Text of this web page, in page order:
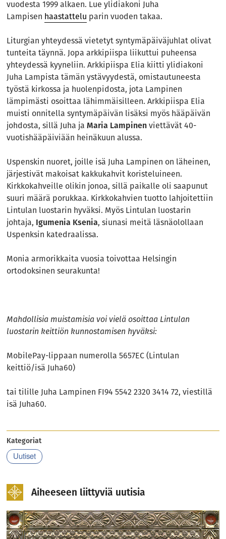
vuodesta 1999 alkaen. Lue ylidiakoni Juha
Lampisen haastattelu parin vuoden takaa.
Liturgian yhteydessä vietetyt syntymäpäiväjuhlat olivat
tunteita täynnä. Jopa arkkipiispa liikuttui puheensa
yhteydessä kyyneliin. Arkkipiispa Elia kiitti ylidiakoni
Juha Lampista tämän ystävyydestä, omistautuneesta
työstä kirkossa ja huolenpidosta, jota Lampinen
lämpimästi osoittaa lähimmäisilleen. Arkkipiispa Elia
muisti onnitella syntymäpäivän lisäksi myös hääpäivän
johdosta, sillä Juha jaMaria Lampinenviettävät 40-
vuotishääpäiviään heinäkuun alussa.
Uspenskin nuoret, joille isä Juha Lampinen on läheinen,
järjestivät makoisat kakkukahvit koristeluineen.
Kirkkokahveille olikin jonoa, sillä paikalle oli saapunut
suuri määrä porukkaa. Kirkkokahvien tuotto lahjoitettiin
Lintulan luostarin hyväksi. Myös Lintulan luostarin
johtaja, Igumenia Ksenia, siunasi meitä läsnäolollaan
Uspenksin katedraalissa.
Monia armorikkaita vuosia toivottaa Helsingin
ortodoksinen seurakunta!
Mahdollisia muistamisia voi vielä osoittaa Lintulan
luostarin keittiön kunnostamisen hyväksi:
MobilePay-lippaan numerolla 5657EC (Lintulan
keittiö/isä Juha60)
tai tilille Juha Lampinen FI94 5542 2320 3414 72, viestillä
isä Juha60.
Kategoriat
Uutiset
Aiheeseen liittyviä uutisia